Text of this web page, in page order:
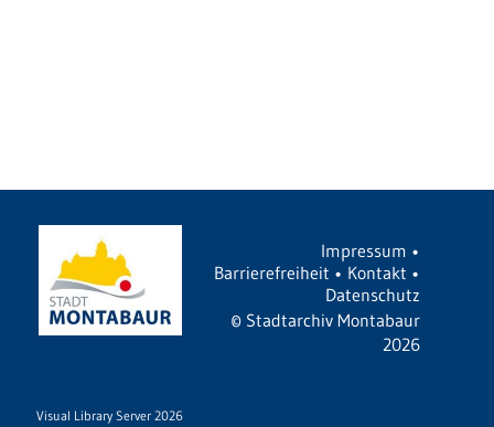
Impressum •
Barrierefreiheit • Kontakt •
Datenschutz
© Stadtarchiv Montabaur
2026
Visual Library Server 2026